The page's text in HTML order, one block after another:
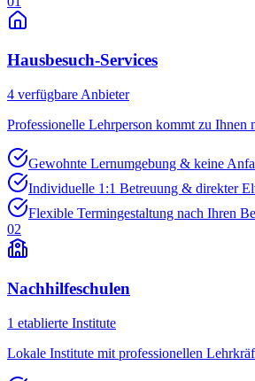
Hausbesuch-Services
4 verfügbare Anbieter
Professionelle Lehrperson kommt zu Ihnen
Gewohnte Lernumgebung & keine
Individuelle 1:1 Betreuung & direkter
Flexible Termingestaltung nach Ihren
02
Nachhilfeschulen
1 etablierte Institute
Lokale Institute mit professionellen